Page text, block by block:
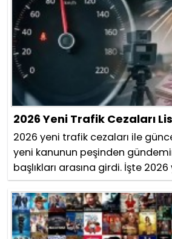
2026 Yeni Trafik Cezaları
2026 yeni trafik cezaları ile
yeni kanunun peşinden
başlıkları arasına girdi. İşte